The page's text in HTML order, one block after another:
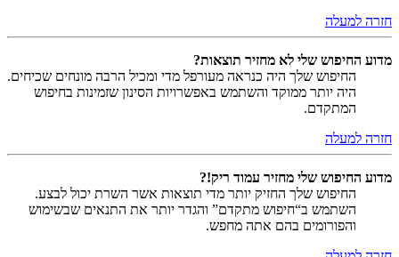
חזרה למעלה
מדוע החיפוש שלי לא מחזיר תוצאות?
החיפוש שלך היה כנראה מעורפל מדי ומכיל הרבה מונחים שכיחים.
היה יותר ממוקד והשתמש באפשרויות הסינון שזמינות בחיפוש
המתקדם.
חזרה למעלה
מדוע החיפוש שלי מחזיר עמוד ריק!?
החיפוש שלך החזיק יותר מדי תוצאות אשר השרת יכול לבצע.
השתמש ב“חיפוש מתקדם” והגדר יותר את התנאים שבשימוש
והפורומים בהם אתה מחפש.